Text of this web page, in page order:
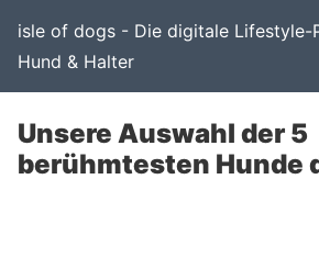
isle of dogs - Die digitale
Hund & Halter
Unsere Auswahl der 5
berühmtesten Hunde